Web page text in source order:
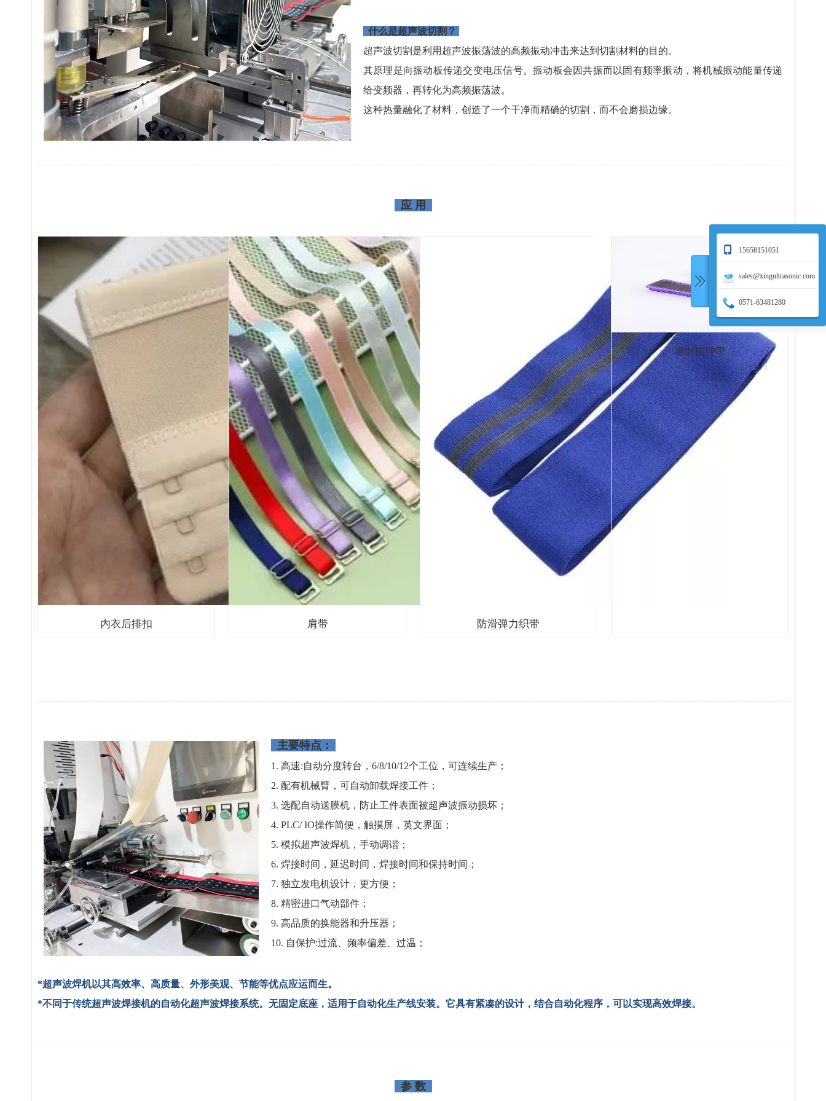
什么是超声波切割？
超声波切割是利用超声波振荡波的高频振动冲击来达到切割材料的目的。
其原理是向振动板传递交变电压信号。振动板会因共振而以固有频率振动，将机械振动能量传递
给变频器，再转化为高频振荡波。
这种热量融化了材料，创造了一个干净而精确的切割，而不会磨损边缘。
应 用
内衣后排扣 肩带 防滑弹力织带
瑜伽拉伸带
主要特点：
1. 高速:自动分度转台，6/8/10/12个工位，可连续生产；
2. 配有机械臂，可自动卸载焊接工件；
3. 选配自动送膜机，防止工件表面被超声波振动损坏；
4. PLC/ IO操作简便，触摸屏，英文界面；
5. 模拟超声波焊机，手动调谐；
6. 焊接时间，延迟时间，焊接时间和保持时间；
7. 独立发电机设计，更方便；
8. 精密进口气动部件；
9. 高品质的换能器和升压器；
10. 自保护:过流、频率偏差、过温；
*超声波焊机以其高效率、高质量、外形美观、节能等优点应运而生。
*不同于传统超声波焊接机的自动化超声波焊接系统。无固定底座，适用于自动化生产线安装。它具有紧凑的设计，结合自动化程序，可以实现高效焊接。
参 数
15658151051
sales@xingultrasonic.com
0571-63481280